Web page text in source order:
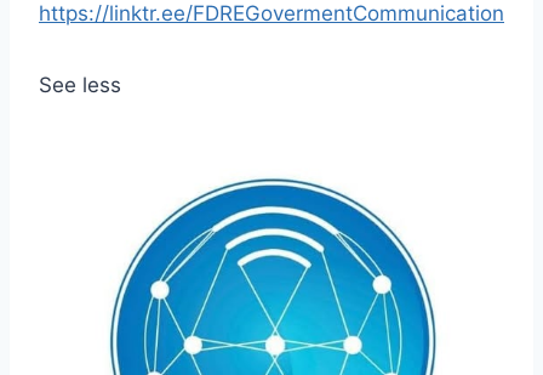
https://linktr.ee/FDREGovermentCommunication
See less